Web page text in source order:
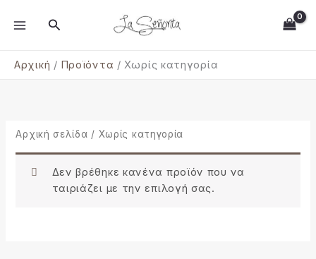
στο
Αναζήτηση
Αρχική Προϊόντα Χωρίς κατηγορία
Αρχική σελίδα / Χωρίς κατηγορία
Δεν βρέθηκε κανένα προϊόν που να
ταιριάζει με την επιλογή σας.